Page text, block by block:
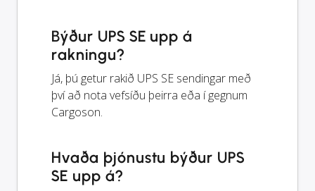
Býður UPS SE upp á
rakningu?
Já, þú getur rakið UPS SE sendingar með
því að nota vefsíðu þeirra eða í gegnum
Cargoson.
Hvaða þjónustu býður UPS
SE upp á?